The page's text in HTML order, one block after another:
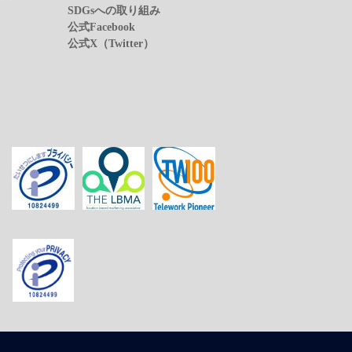
SDGsへの取り組み
公式Facebook
公式X（Twitter）